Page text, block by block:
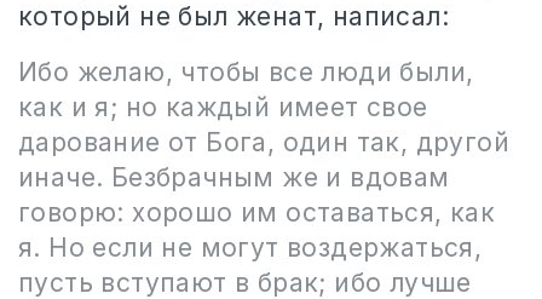
который не был женат, написал:
Ибо желаю, чтобы все люди были,
как и я; но каждый имеет свое
дарование от Бога, один так, другой
иначе. Безбрачным же и вдовам
говорю: хорошо им оставаться, как
я. Но если не могут воздержаться,
пусть вступают в брак; ибо лучше